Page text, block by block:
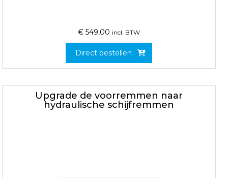
€ 549,00 incl. BTW
Direct bestellen
Upgrade de voorremmen naar
hydraulische schijfremmen